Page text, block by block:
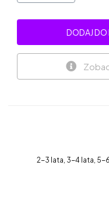
DODAJ
2-3 lata, 3-4 lata, 5-6